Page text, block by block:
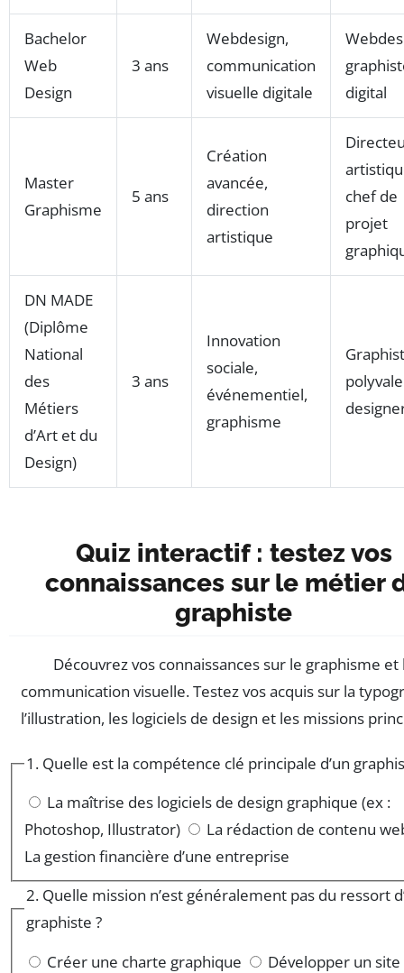
Bachelor
Web
Design
3 ans
Webdesign,
communication
visuelle digitale
digital
Master
Graphisme
5 ans
Création
avancée,
direction
artistique
chef de
projet
DN MADE
(Diplôme
National
des
Métiers
d’Art et du
Design)
3 ans
Innovation
sociale,
événementiel,
graphisme
Quiz interactif : testez vos
connaissances sur le métier
graphiste
Découvrez vos connaissances sur le graphisme et
communication visuelle. Testez vos acquis sur la
l’illustration, les logiciels de design et les missions
1. Quelle est la compétence clé principale d’un
La maîtrise des logiciels de design graphique (ex :
Photoshop, Illustrator)
La rédaction de contenu
La gestion financière d’une entreprise
2. Quelle mission n’est généralement pas du ressort
graphiste ?
Créer une charte graphique
Développer un site